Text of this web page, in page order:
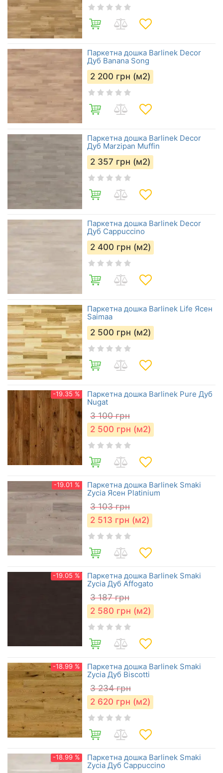
Паркетна дошка Barlinek Decor
Дуб Banana Song
2 200 грн (м2)
Паркетна дошка Barlinek Decor
Дуб Marzipan Muffin
2 357 грн (м2)
Паркетна дошка Barlinek Decor
Дуб Cappuccino
2 400 грн (м2)
Паркетна дошка Barlinek Life Ясен
Saimaa
2 500 грн (м2)
-19.35 %
Паркетна дошка Barlinek Pure Дуб
Nugat
3 100 грн
2 500 грн (м2)
-19.01 %
Паркетна дошка Barlinek Smaki
Zycia Ясен Platinium
3 103 грн
2 513 грн (м2)
-19.05 %
Паркетна дошка Barlinek Smaki
Zycia Дуб Affogato
3 187 грн
2 580 грн (м2)
-18.99 %
Паркетна дошка Barlinek Smaki
Zycia Дуб Biscotti
3 234 грн
2 620 грн (м2)
-18.99 %
Паркетна дошка Barlinek Smaki
Zycia Дуб Cappuccino